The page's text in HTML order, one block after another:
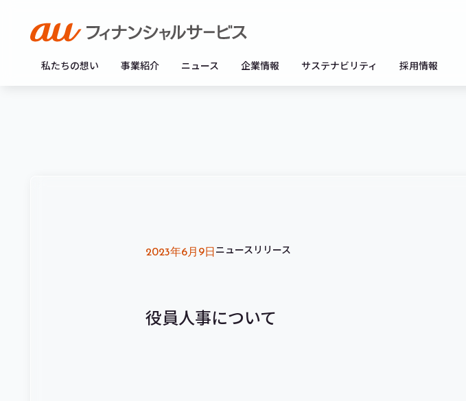
私たちの想い 事業紹介 ニュース 企業情報 サステナビリティ 採用情報
2023年6月9日 ニュースリリース
役員人事について